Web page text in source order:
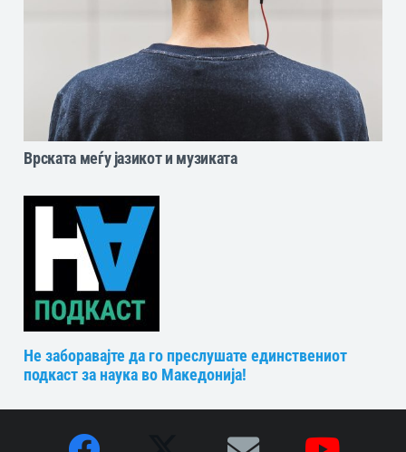
Врската меѓу јазикот и музиката
Не заборавајте да го преслушате единствениот
подкаст за наука во Македонија!